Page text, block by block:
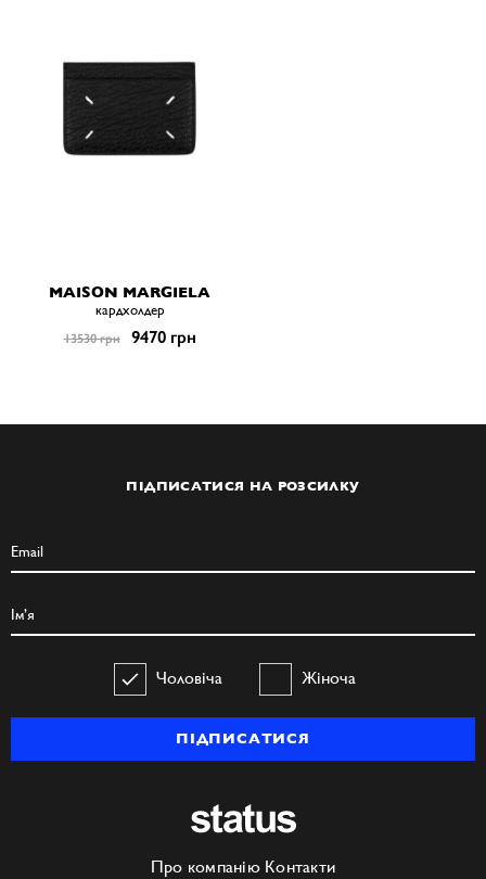
MAISON MARGIELA
кардхолдер
13530 грн 9470 грн
ПІДПИСАТИСЯ НА РОЗСИЛКУ
Чоловіча Жіноча
ПІДПИСАТИСЯ
Про компанію Контакти